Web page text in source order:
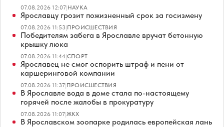
07.08.2026 12:07|НАУКА
Ярославцу грозит пожизненный срок за госизмену
07.08.2026 11:53|ПРОИСШЕСТВИЯ
Победителям забега в Ярославле вручат бетонную
крышку люка
07.08.2026 11:44|СПОРТ
Ярославец не смог оспорить штраф и пени от
каршеринговой компании
07.08.2026 11:37|ПРОИСШЕСТВИЯ
В Ярославле вода в доме стала по-настоящему
горячей после жалобы в прокуратуру
07.08.2026 11:07|ЖКХ
В Ярославском зоопарке родилась европейская лань